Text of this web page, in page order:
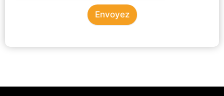
Envoyez